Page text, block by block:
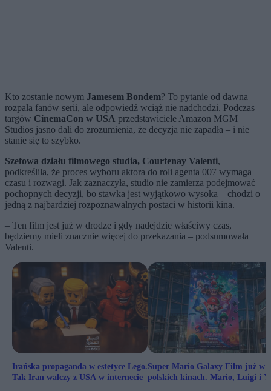
Kto zostanie nowym Jamesem Bondem? To pytanie od dawna
rozpala fanów serii, ale odpowiedź wciąż nie nadchodzi. Podczas
targów CinemaCon w USA przedstawiciele Amazon MGM
Studios jasno dali do zrozumienia, że decyzja nie zapadła – i nie
stanie się to szybko.
Szefowa działu filmowego studia, Courtenay Valenti,
podkreśliła, że proces wyboru aktora do roli agenta 007 wymaga
czasu i rozwagi. Jak zaznaczyła, studio nie zamierza podejmować
pochopnych decyzji, bo stawka jest wyjątkowo wysoka – chodzi o
jedną z najbardziej rozpoznawalnych postaci w historii kina.
– Ten film jest już w drodze i gdy nadejdzie właściwy czas,
będziemy mieli znacznie więcej do przekazania – podsumowała
Valenti.
Irańska propaganda w estetyce Lego.
Tak Iran walczy z USA w internecie
Super Mario Galaxy Film już w
polskich kinach. Mario, Luigi i